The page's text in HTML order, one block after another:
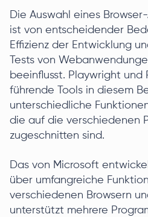
Die Auswahl eines
ist von entscheidender
Effizienz der Entwicklung
Tests von
beeinflusst. Playwright und
führende Tools in diesem
unterschiedliche
die auf die verschiedenen
zugeschnitten sind.
Das von Microsoft
über umfangreiche
verschiedenen Browsern
unterstützt mehrere